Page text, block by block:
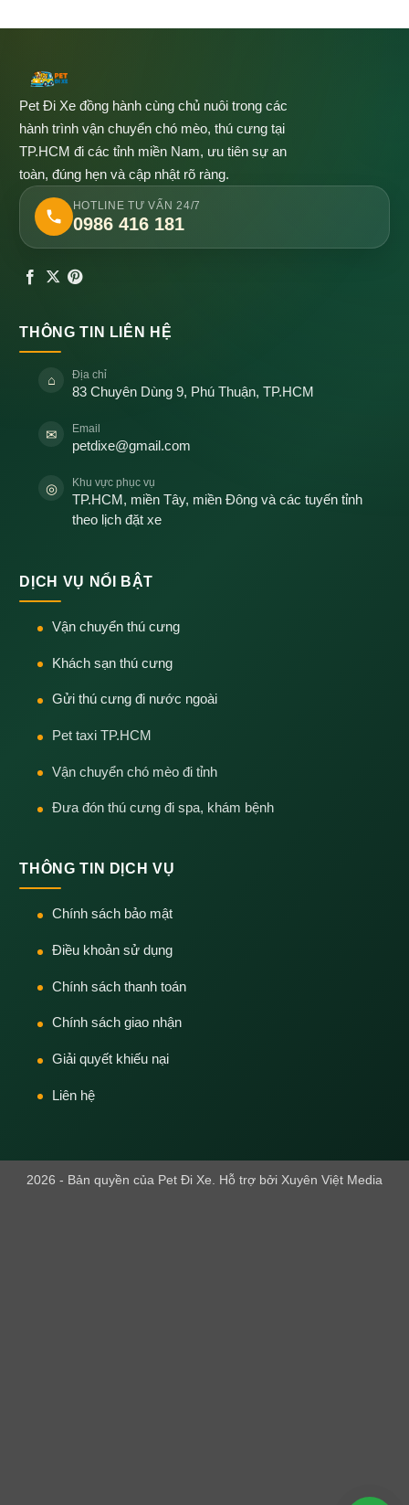
Pet Đi Xe đồng hành cùng chủ nuôi trong các
hành trình vận chuyển chó mèo, thú cưng tại
TP.HCM đi các tỉnh miền Nam, ưu tiên sự an
toàn, đúng hẹn và cập nhật rõ ràng.
HOTLINE TƯ VẤN 24/7
0986 416 181
THÔNG TIN LIÊN HỆ
⌂ Địa chỉ
83 Chuyên Dùng 9, Phú Thuận, TP.HCM
✉ Email
petdixe@gmail.com
◎ Khu vực phục vụ
TP.HCM, miền Tây, miền Đông và các tuyến tỉnh
theo lịch đặt xe
DỊCH VỤ NỔI BẬT
Vận chuyển thú cưng
Khách sạn thú cưng
Gửi thú cưng đi nước ngoài
Pet taxi TP.HCM
Vận chuyển chó mèo đi tỉnh
Đưa đón thú cưng đi spa, khám bệnh
THÔNG TIN DỊCH VỤ
Chính sách bảo mật
Điều khoản sử dụng
Chính sách thanh toán
Chính sách giao nhận
Giải quyết khiếu nại
Liên hệ
2026 - Bản quyền của Pet Đi Xe. Hỗ trợ bởi Xuyên Việt Media